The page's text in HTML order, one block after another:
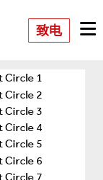
致电